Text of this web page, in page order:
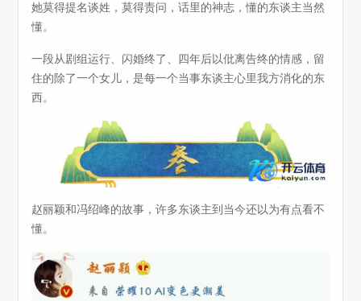
她莫得提名谈姓，莫得责问，话里的神志，懂的东谈主当然
懂。
一段从剧组运行、闪婚终了、四年后以仳离告终的情感，留
住的除了一个女儿，是每一个当事东谈主心里我方消化的东
西。
赵丽颖和冯绍峰的故事，许多东谈主到当今还以为有点看不
懂。